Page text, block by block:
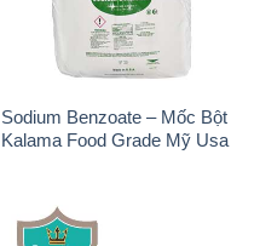
Sodium Benzoate – Mốc Bột
Kalama Food Grade Mỹ Usa